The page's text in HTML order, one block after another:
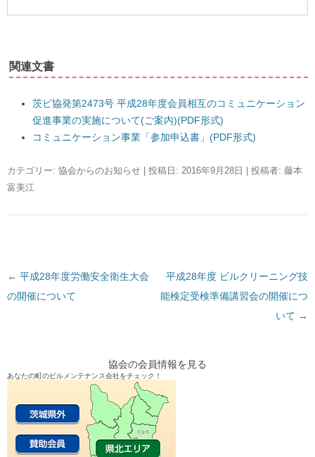
関連文書
茨ビ協発第2473号 平成28年度会員相互のコミュニケーション
促進事業の実施について(ご案内)(PDF形式)
コミュニケーション事業「参加申込書」(PDF形式)
カテゴリー: 協会からのお知らせ | 投稿日: 2016年9月28日 投稿者: 藤本
富美江
投
稿
ー
ン
← 平成28年度労働安全衛生大会
の開催について
平成28年度 ビルクリーニング技
能検定受検準備講習会の開催につ
いて →
協会の会員情報を見る
あなたの町のビルメンテナンス会社をチェック！